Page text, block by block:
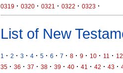
0319 · 0320 · 0321 · 0322 · 0323 ·
List of New
1 · 2 · 3 · 4 · 5 · 6 · 7 · 8 · 9 · 10 · 11 · 12
35 · 36 · 37 · 38 · 39 · 40 · 41 · 42 · 43 ·